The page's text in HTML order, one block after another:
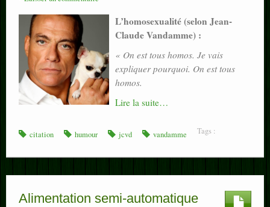
L’homosexualité (selon Jean-
Claude Vandamme) :
« On est tous homos. Je vais
expliquer pourquoi. On est tous
homos.
Lire la suite…
Tags :
citation humour jcvd vandamme
Alimentation semi-automatique